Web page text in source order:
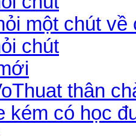
một chút về
chút
thân
kém có học